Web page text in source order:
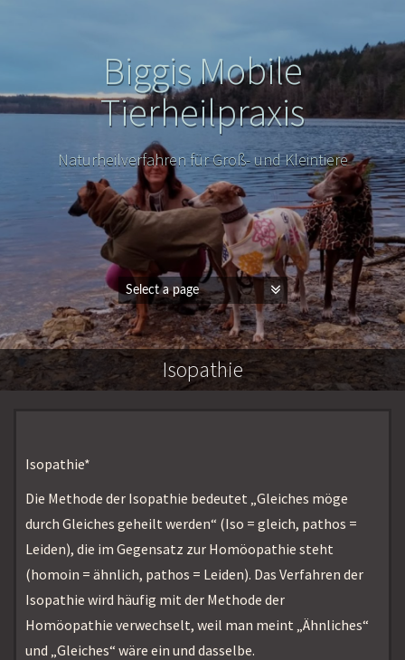
Biggis Mobile
Tierheilpraxis
Naturheilverfahren für Groß- und Kleintiere
Isopathie
Isopathie*
Die Methode der Isopathie bedeutet „Gleiches möge
durch Gleiches geheilt werden“ (Iso = gleich, pathos =
Leiden), die im Gegensatz zur Homöopathie steht
(homoin = ähnlich, pathos = Leiden). Das Verfahren der
Isopathie wird häufig mit der Methode der
Homöopathie verwechselt, weil man meint „Ähnliches“
und „Gleiches“ wäre ein und dasselbe.